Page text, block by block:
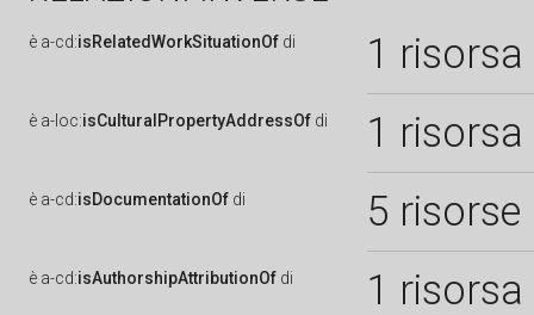
è a-cd:isRelatedWorkSituationOf di 1 risorsa
è a-loc:isCulturalPropertyAddressOf di 1 risorsa
è a-cd:isDocumentationOf di 5 risorse
è a-cd:isAuthorshipAttributionOf di 1 risorsa